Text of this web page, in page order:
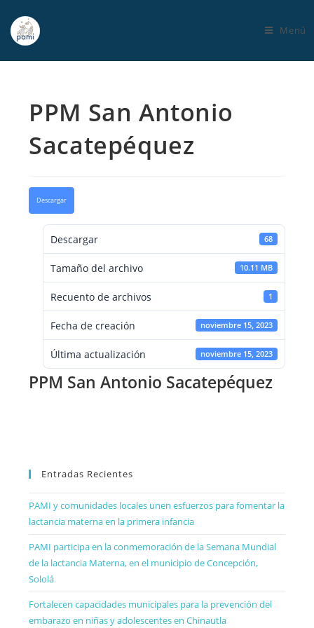
Menú
PPM San Antonio
Sacatepéquez
Descargar
Descargar 68
Tamaño del archivo 10.11 MB
Recuento de archivos 1
Fecha de creación noviembre 15, 2023
Última actualización noviembre 15, 2023
PPM San Antonio Sacatepéquez
Entradas Recientes
PAMI y comunidades locales unen esfuerzos para fomentar la
lactancia materna en la primera infancia
PAMI participa en la conmemoración de la Semana Mundial
de la lactancia Materna, en el municipio de Concepción,
Sololá
Fortalecen capacidades municipales para la prevención del
embarazo en niñas y adolescentes en Chinautla